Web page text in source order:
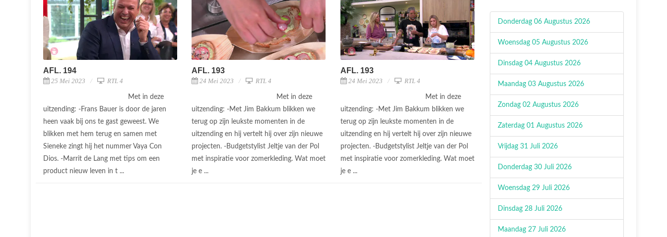
AFL. 194
25 Mei 2023 RTL 4
Met in deze
uitzending: -Frans Bauer is door de jaren
heen vaak bij ons te gast geweest. We
blikken met hem terug en samen met
Sieneke zingt hij het nummer Vaya Con
Dios. -Marrit de Lang met tips om een
product nieuw leven in t ...
AFL. 193
24 Mei 2023 RTL 4
Met in deze
uitzending: -Met Jim Bakkum blikken we
terug op zijn leukste momenten in de
uitzending en hij vertelt hij over zijn nieuwe
projecten. -Budgetstylist Jeltje van der Pol
met inspiratie voor zomerkleding. Wat moet
je e ...
AFL. 193
24 Mei 2023 RTL 4
Met in deze
uitzending: -Met Jim Bakkum blikken we
terug op zijn leukste momenten in de
uitzending en hij vertelt hij over zijn nieuwe
projecten. -Budgetstylist Jeltje van der Pol
met inspiratie voor zomerkleding. Wat moet
je e ...
Donderdag 06 Augustus 2026
Woensdag 05 Augustus 2026
Dinsdag 04 Augustus 2026
Maandag 03 Augustus 2026
Zondag 02 Augustus 2026
Zaterdag 01 Augustus 2026
Vrijdag 31 Juli 2026
Donderdag 30 Juli 2026
Woensdag 29 Juli 2026
Dinsdag 28 Juli 2026
Maandag 27 Juli 2026